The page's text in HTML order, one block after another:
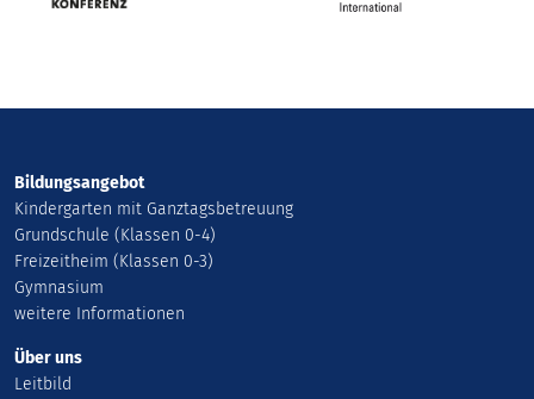
Bildungsangebot
Kindergarten mit Ganztagsbetreuung
Grundschule (Klassen 0-4)
Freizeitheim (Klassen 0-3)
Gymnasium
weitere Informationen
Über uns
Leitbild